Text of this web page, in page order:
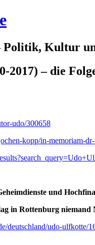
Politik, Kultur
2017) – die
udo/300658
kopp/in-memoriam-
und
in Rottenburg
deutschland/udo-ulfkotte/